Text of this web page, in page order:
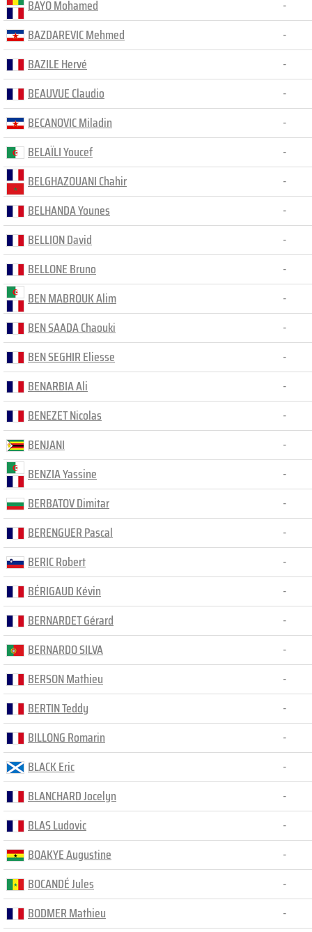
BAYO Mohamed
-
BAZDAREVIC Mehmed
-
BAZILE Hervé
-
BEAUVUE Claudio
-
BECANOVIC Miladin
-
BELAÏLI Youcef
-
BELGHAZOUANI Chahir
-
BELHANDA Younes
-
BELLION David
-
BELLONE Bruno
-
BEN MABROUK Alim
-
BEN SAADA Chaouki
-
BEN SEGHIR Eliesse
-
BENARBIA Ali
-
BENEZET Nicolas
-
BENJANI
-
BENZIA Yassine
-
BERBATOV Dimitar
-
BERENGUER Pascal
-
BERIC Robert
-
BÉRIGAUD Kévin
-
BERNARDET Gérard
-
BERNARDO SILVA
-
BERSON Mathieu
-
BERTIN Teddy
-
BILLONG Romarin
-
BLACK Eric
-
BLANCHARD Jocelyn
-
BLAS Ludovic
-
BOAKYE Augustine
-
BOCANDÉ Jules
-
BODMER Mathieu
-